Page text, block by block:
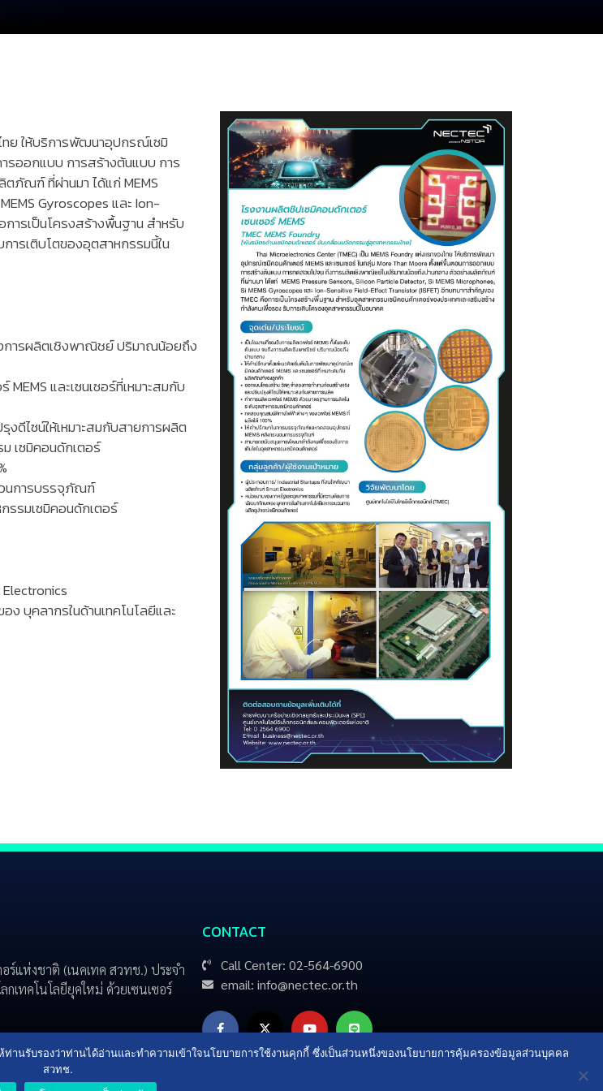
ทย ให้บริการพัฒนาอุปกรณ์เซมิ
รออกแบบ การสร้างต้นแบบ การ
ภัณฑ์ ที่ผ่านมา ได้แก่ MEMS
Gyroscopes และ Ion-
ารเป็นโครงสร้างพื้นฐาน สำหรับ
ารเติบโตของอุตสาหกรรมนี้ใน
งการผลิตเชิงพาณิชย์ ปริมาณน้อยถึง
และเซนเซอร์ที่เหมาะสมกับ
ดีไซน์ให้เหมาะสมกับสายการผลิต
เซมิคอนดักเตอร์
นการบรรจุภัณฑ์
รรมเซมิคอนดักเตอร์
บุคลากรในด้านเทคโนโลยีและ
ร์แห่งชาติ (เนคเทค สวทช.) ประจำ
เทคโนโลยียุคใหม่ ด้วยเซนเซอร์
CONTACT
Call Center: 02-564-6900
email: info@nectec.or.th
านรับรองว่าท่านได้อ่านและทำความเข้าใจนโยบายการใช้งานคุกกี้ ซึ่งเป็นส่วนหนึ่งของนโยบายการคุ้มครองข้อมูลส่วนบุคคล
สวทช.